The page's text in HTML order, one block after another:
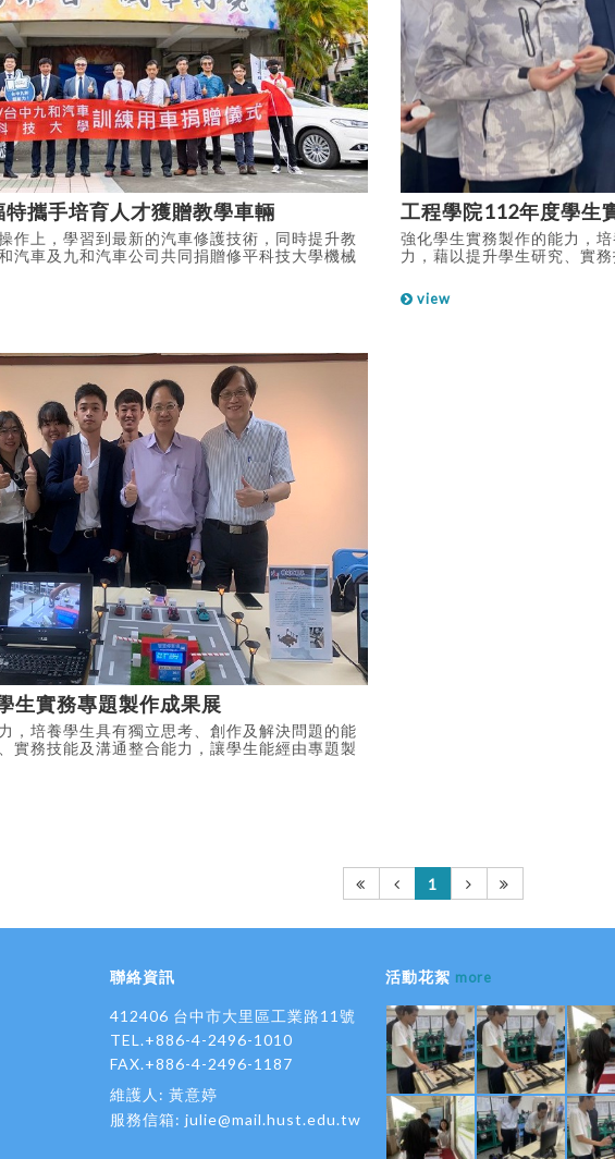
攜手培育人才獲贈教學車輛
作上，學習到最新的汽車修護技術，同時提升教
汽車及九和汽車公司共同捐贈修平科技大學機械
讓學生在校內課程中，即可實際體驗學習該車輛
對於有志從事車輛保修服務的學子為一大福音，
企業普遍缺工情形。 透過這次捐贈，學生將在課
的維修保養，更加提升本校在車輛科技領域的教
立良好產學合作模式，學生可以學到最貼近業界
接軌投入就業市場，貼近產業需求，創造雙贏局
工程學院112年度學生
強化學生實務製作的能力，
力，藉以提升學生研究、實
示工程學院學生年度專題製
成果。
view
生實務專題製作成果展
，培養學生具有獨立思考、創作及解決問題的能
實務技能及溝通整合能力，讓學生能經由專題製
製作成果，及師生參加國際競賽優勝作品等優異
1
聯絡資訊
412406 台中市大里區工業路11號
TEL.+886-4-2496-1010
FAX.+886-4-2496-1187
維護人: 黃意婷
服務信箱: julie@mail.hust.edu.tw
活動花絮 more